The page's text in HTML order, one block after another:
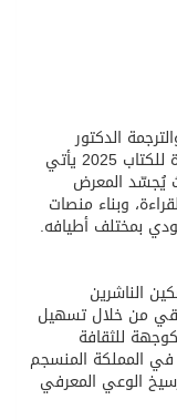
الدكتور
عبداللطيف الواصل، أن معرض المدينة المنورة للكتاب 2025 يأتي
يُجسّد المعرض
وبناء منصات
بمختلف أطيافه.
الناشرين
من خلال تسهيل
للثقافة
في المملكة المنسجم
السعودية 2030 في ترسيخ الوعي المعرفي